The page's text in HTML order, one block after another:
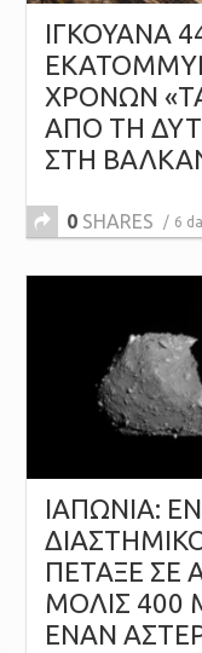
ΙΓΚΟΥΑΝΑ
ΧΡΟΝΩΝ
ΑΠΟ ΤΗ
ΣΤΗ
0 SHARES 6
ΙΑΠΩΝΙΑ:
ΠΕΤΑΞΕ ΣΕ
ΜΟΛΙΣ
ΕΝΑΝ